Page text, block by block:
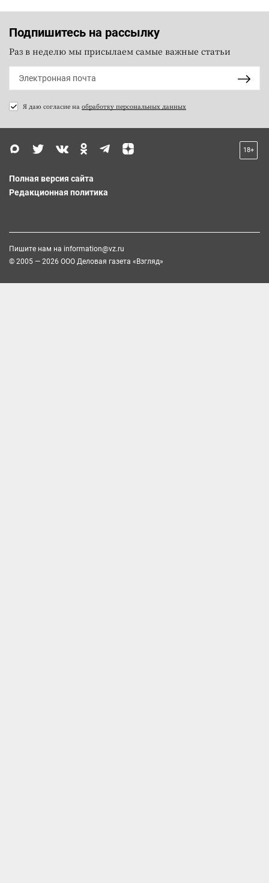
Подпишитесь на рассылку
Раз в неделю мы присылаем самые важные статьи
Я даю согласие на обработку персональных данных
18+
Полная версия сайта
Редакционная политика
Пишите нам на information@vz.ru
© 2005 — 2026 ООО Деловая газета «Взгляд»